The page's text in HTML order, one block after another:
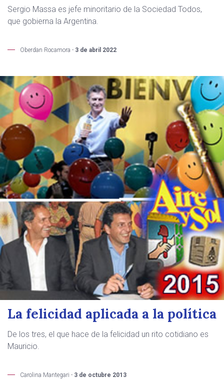
Sergio Massa es jefe minoritario de la Sociedad Todos,
que gobierna la Argentina.
Oberdan Rocamora - 3 de abril 2022
La felicidad aplicada a la política
De los tres, el que hace de la felicidad un rito cotidiano es
Mauricio.
Carolina Mantegari - 3 de octubre 2013